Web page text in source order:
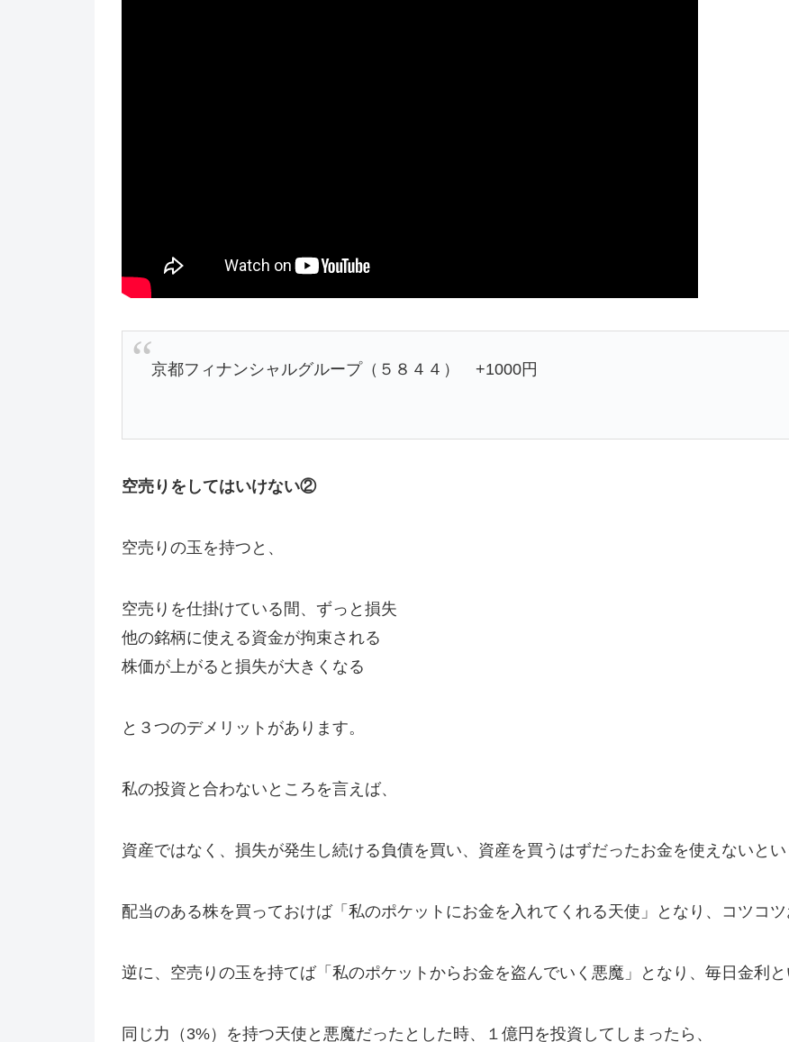
京都フィナンシャルグループ（５８４４） +1000円
空売りをしてはいけない②
空売りの玉を持つと、
空売りを仕掛けている間、ずっと損失
他の銘柄に使える資金が拘束される
株価が上がると損失が大きくなる
と３つのデメリットがあります。
私の投資と合わないところを言えば、
資産ではなく、損失が発生し続ける負債を買い、資産を買うはずだったお金を使えないとい
配当のある株を買っておけば「私のポケットにお金を入れてくれる天使」となり、コツコツ
逆に、空売りの玉を持てば「私のポケットからお金を盗んでいく悪魔」となり、毎日金利と
同じ力（3%）を持つ天使と悪魔だったとした時、１億円を投資してしまったら、